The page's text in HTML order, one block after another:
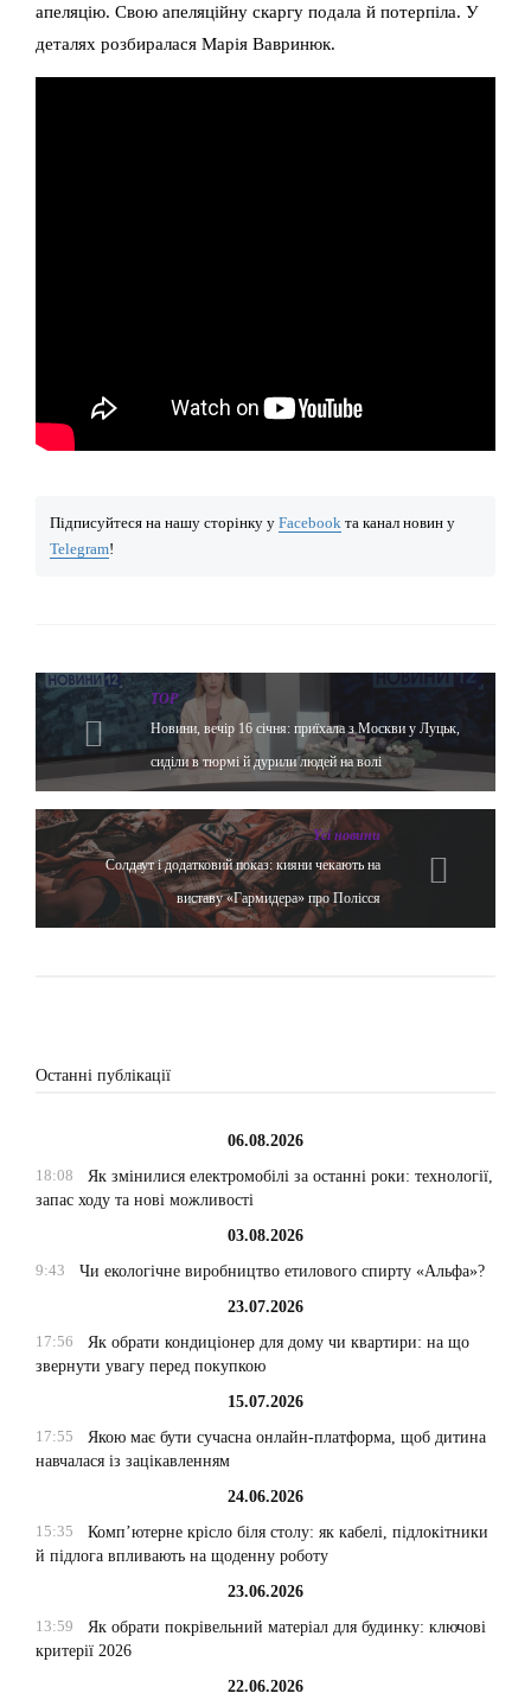
апеляцію. Свою апеляційну скаргу подала й потерпіла. У
деталях розбиралася Марія Вавринюк.
Підписуйтеся на нашу сторінку у Facebook та канал новин у
Telegram!
TOP
Новини, вечір 16 січня: приїхала з Москви у Луцьк,
сиділи в тюрмі й дурили людей на волі
Yсі новини
Солдаут і додатковий показ: кияни чекають на
виставу «Гармидера» про Полісся
Останні публікації
06.08.2026
18:08
Як змінилися електромобілі за останні роки: технології,
запас ходу та нові можливості
03.08.2026
9:43
Чи екологічне виробництво етилового спирту «Альфа»?
23.07.2026
17:56
Як обрати кондиціонер для дому чи квартири: на що
звернути увагу перед покупкою
15.07.2026
17:55
Якою має бути сучасна онлайн-платформа, щоб дитина
навчалася із зацікавленням
24.06.2026
15:35
Комп’ютерне крісло біля столу: як кабелі, підлокітники
й підлога впливають на щоденну роботу
23.06.2026
13:59
Як обрати покрівельний матеріал для будинку: ключові
критерії 2026
22.06.2026